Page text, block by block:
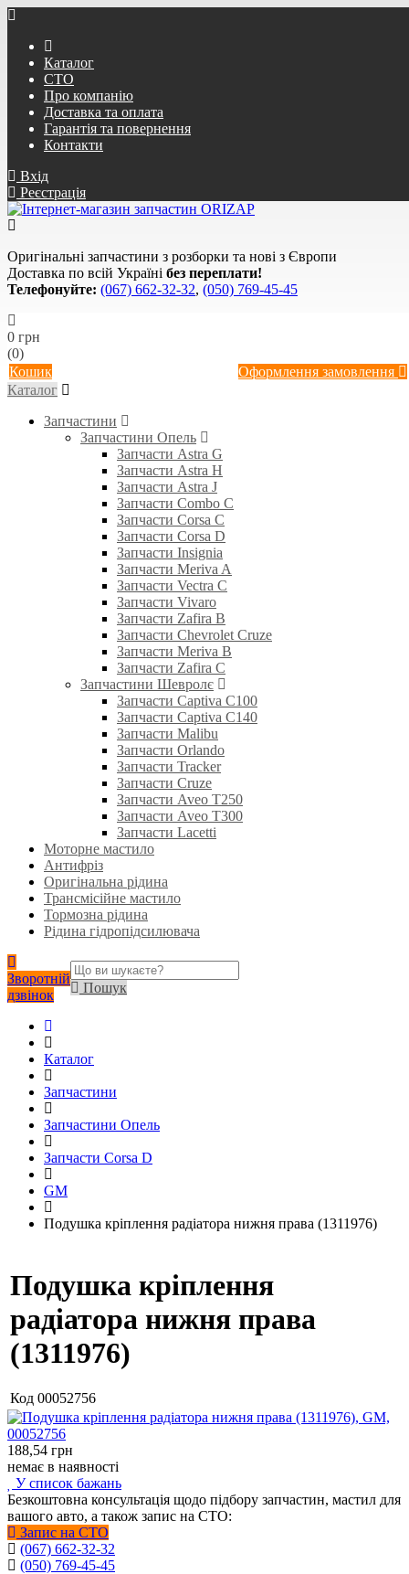
Каталог
СТО
Про компанію
Доставка та оплата
Гарантія та повернення
Контакти
Вхід
Реєстрація
Оригінальні запчастини з розборки та нові з Європи
Доставка по всій Україні без переплати!
Телефонуйте: (067) 662-32-32, (050) 769-45-45
0 грн
(0)
Кошик
Оформлення замовлення
Каталог
Запчастини
Запчастини Опель
Запчасти Astra G
Запчасти Astra H
Запчасти Astra J
Запчасти Combo C
Запчасти Corsa C
Запчасти Corsa D
Запчасти Insignia
Запчасти Meriva A
Запчасти Vectra C
Запчасти Vivaro
Запчасти Zafira B
Запчасти Chevrolet Cruze
Запчасти Meriva B
Запчасти Zafira C
Запчастини Шевролє
Запчасти Captiva C100
Запчасти Captiva C140
Запчасти Malibu
Запчасти Orlando
Запчасти Tracker
Запчасти Cruze
Запчасти Aveo T250
Запчасти Aveo T300
Запчасти Lacetti
Моторне мастило
Антифріз
Оригінальна рідина
Трансмісійне мастило
Тормозна рідина
Рідина гідропідсилювача
Зворотній
дзвінок
Пошук
Каталог
Запчастини
Запчастини Опель
Запчасти Corsa D
GM
Подушка кріплення радіатора нижня права (1311976)
Подушка кріплення
радіатора нижня права
(1311976)
Код 00052756
188,54 грн
немає в наявності
У список бажань
Безкоштовна консультація щодо підбору запчастин, мастил для
вашого авто, а також запис на СТО:
Запис на СТО
(067) 662-32-32
(050) 769-45-45